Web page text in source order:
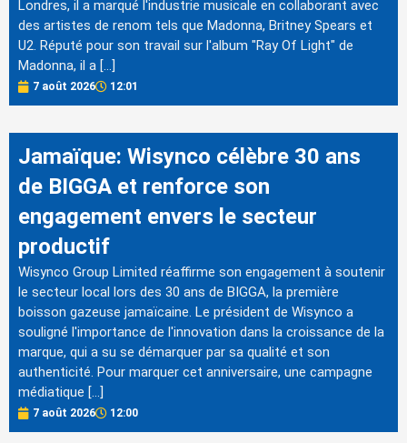
Londres, il a marqué l'industrie musicale en collaborant avec
des artistes de renom tels que Madonna, Britney Spears et
U2. Réputé pour son travail sur l'album "Ray Of Light" de
Madonna, il a […]
7 août 2026 12:01
Jamaïque: Wisynco célèbre 30 ans
de BIGGA et renforce son
engagement envers le secteur
productif
Wisynco Group Limited réaffirme son engagement à soutenir
le secteur local lors des 30 ans de BIGGA, la première
boisson gazeuse jamaïcaine. Le président de Wisynco a
souligné l'importance de l'innovation dans la croissance de la
marque, qui a su se démarquer par sa qualité et son
authenticité. Pour marquer cet anniversaire, une campagne
médiatique […]
7 août 2026 12:00